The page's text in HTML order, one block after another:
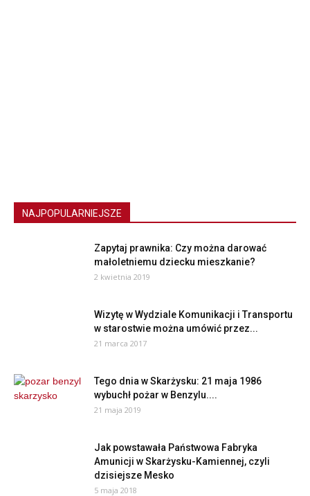
NAJPOPULARNIEJSZE
Zapytaj prawnika: Czy można darować
małoletniemu dziecku mieszkanie?
2 kwietnia 2019
Wizytę w Wydziale Komunikacji i Transportu
w starostwie można umówić przez...
21 marca 2017
Tego dnia w Skarżysku: 21 maja 1986
wybuchł pożar w Benzylu....
21 maja 2019
Jak powstawała Państwowa Fabryka
Amunicji w Skarżysku-Kamiennej, czyli
dzisiejsze Mesko
5 maja 2018